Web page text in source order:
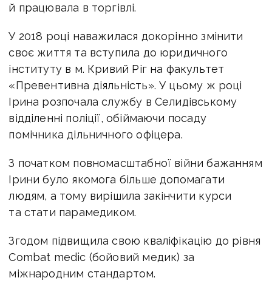
й працювала в торгівлі.
У 2018 році наважилася докорінно змінити
своє життя та вступила до юридичного
інституту в м. Кривий Ріг на факультет
«Превентивна діяльність». У цьому ж році
Ірина розпочала службу в Селидівському
відділенні поліції, обіймаючи посаду
помічника дільничного офіцера.
З початком повномасштабної війни бажанням
Ірини було якомога більше допомагати
людям, а тому вирішила закінчити курси
та стати парамедиком.
Згодом підвищила свою кваліфікацію до рівня
Combat medic (бойовий медик) за
міжнародним стандартом.